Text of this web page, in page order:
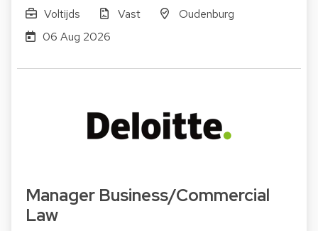
Voltijds Vast
Oudenburg
06 Aug 2026
Manager Business/Commercial
Law